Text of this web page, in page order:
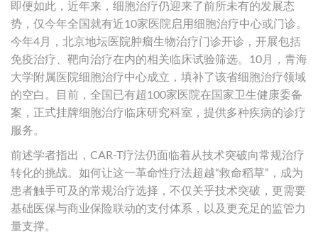
即便如此，近年来，细胞治疗仍迎来了前所未有的发展态
势，仅今年全国就有近10家医院启用细胞治疗中心或门诊。
今年4月，北京地坛医院肿瘤生物治疗门诊开诊，开展包括
免疫治疗、靶向治疗在内的相关临床试验筛选。10月，青海
大学附属医院细胞治疗中心成立，填补了该省细胞治疗领域
的空白。目前，全国已有超100家医院在国家卫生健康委备
案，正式挂牌细胞治疗临床研究科室，提供多种疾病的诊疗
服务。
前述学者指出，CAR-T疗法仍面临着从技术突破向常规治疗
转化的挑战。如何让这一革命性疗法超越“救命稻草”，成为
患者触手可及的常规治疗选择，不仅关乎技术突破，更需要
基础医保与商业保险联动的支付体系，以及更充足的监管力
量支撑。